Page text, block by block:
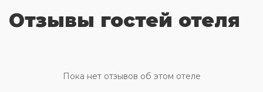
В гостевом доме есть бесплатный Wi-Fi. Для
путешественников на машине организована
передвижения возможна организация
трансфера. Доступная среда: работает лифт. А
Отзывы гостей отеля
Пока нет отзывов об этом отеле